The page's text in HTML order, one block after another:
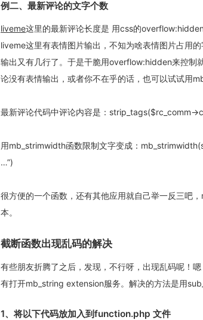
例二、最新评论的文字个数
liveme这里的最新评论长度是 用css的
liveme这里有表情图片输出，不知为啥表情图片占用
输出又有几行了。于是干脆用overflow:hidden来控制
论没有表情输出，或者你不在乎的话，也可以试试用
最新评论代码中评论内容是：strip_tags($rc_comm-
用mb_strimwidth函数限制文字变成：
…”)
很方便的一个函数，还有其他应用就自己举一反三吧
本。
截断函数出现乱码的解决
有些朋友折腾了之后，发现，不行呀，出现乱码呢！
有打开mb_string extension服务。解决的方法是用
1、将以下代码放加入到function.php 文件